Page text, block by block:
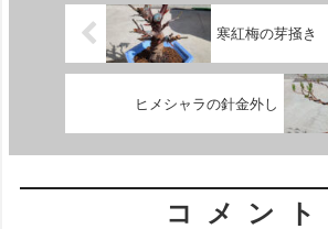
寒紅梅の芽掻き
ヒメシャラの針金外し
コメント